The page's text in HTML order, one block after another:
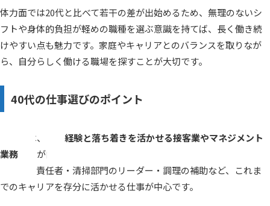
体力面では20代と比べて若干の差が出始めるため、無理のないシ
フトや身体的負担が軽めの職種を選ぶ意識を持てば、長く働き続
けやすい点も魅力です。家庭やキャリアとのバランスを取りなが
ら、自分らしく働ける職場を探すことが大切です。
40代の仕事選びのポイント
40代では、
経験と落ち着きを活かせる接客業やマネジメント
業務
が向いています。ホテルのコンシェルジュ・レストラン
のホール責任者・清掃部門のリーダー・調理の補助など、これま
でのキャリアを存分に活かせる仕事が中心です。